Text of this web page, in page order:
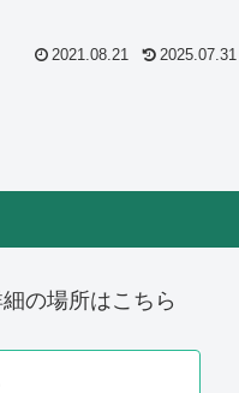
2021.08.21 2025.07.31
の場所はこちら